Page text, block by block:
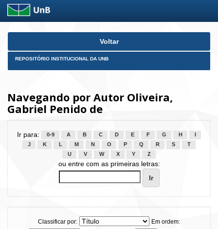
Skip
Voltar
REPOSITÓRIO INSTITUCIONAL DA UNB
Navegando por Autor Oliveira,
Gabriel Penido de
Ir para: 0-9 A B C D E F G H
J
K L M N O P Q R S
T
U
V W X Y Z
ou entre com as primeiras letras:
Classificar por:
Em ordem: